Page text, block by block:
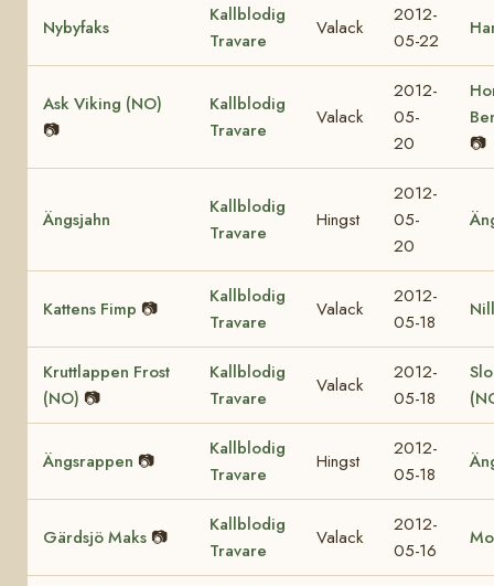
Nybyfaks
Kallblodig
Travare
Valack
2012-
05-22
Ask Viking (NO)
📷
Kallblodig
Travare
Valack
2012-
05-
20
📷
Ängsjahn
Kallblodig
Travare
Hingst
2012-
05-
20
Kattens Fimp 📷
Kallblodig
Travare
Valack
2012-
05-18
Kruttlappen Frost
(NO) 📷
Kallblodig
Travare
Valack
2012-
05-18
Ängsrappen 📷
Kallblodig
Travare
Hingst
2012-
05-18
Gärdsjö Maks 📷
Kallblodig
Travare
Valack
2012-
05-16